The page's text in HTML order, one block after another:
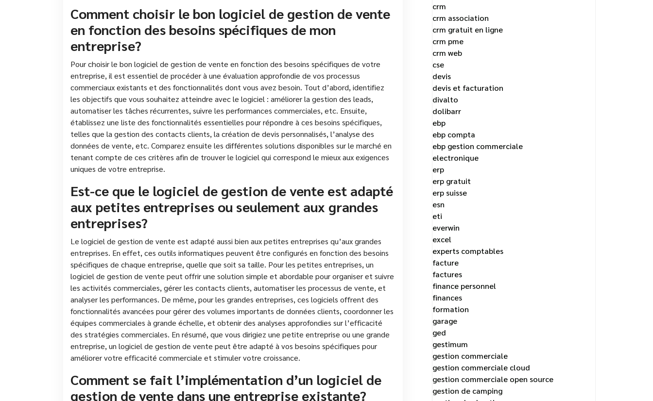
Comment choisir le bon logiciel de gestion de vente
en fonction des besoins spécifiques de mon
entreprise?
Pour choisir le bon logiciel de gestion de vente en fonction des besoins spécifiques de votre
entreprise, il est essentiel de procéder à une évaluation approfondie de vos processus
commerciaux existants et des fonctionnalités dont vous avez besoin. Tout d’abord, identifiez
les objectifs que vous souhaitez atteindre avec le logiciel : améliorer la gestion des leads,
automatiser les tâches récurrentes, suivre les performances commerciales, etc. Ensuite,
établissez une liste des fonctionnalités essentielles pour répondre à ces besoins spécifiques,
telles que la gestion des contacts clients, la création de devis personnalisés, l’analyse des
données de vente, etc. Comparez ensuite les différentes solutions disponibles sur le marché en
tenant compte de ces critères afin de trouver le logiciel qui correspond le mieux aux exigences
uniques de votre entreprise.
Est-ce que le logiciel de gestion de vente est adapté
aux petites entreprises ou seulement aux grandes
entreprises?
Le logiciel de gestion de vente est adapté aussi bien aux petites entreprises qu’aux grandes
entreprises. En effet, ces outils informatiques peuvent être configurés en fonction des besoins
spécifiques de chaque entreprise, quelle que soit sa taille. Pour les petites entreprises, un
logiciel de gestion de vente peut offrir une solution simple et abordable pour organiser et suivre
les activités commerciales, gérer les contacts clients, automatiser les processus de vente, et
analyser les performances. De même, pour les grandes entreprises, ces logiciels offrent des
fonctionnalités avancées pour gérer des volumes importants de données clients, coordonner les
équipes commerciales à grande échelle, et obtenir des analyses approfondies sur l’efficacité
des stratégies commerciales. En résumé, que vous dirigiez une petite entreprise ou une grande
entreprise, un logiciel de gestion de vente peut être adapté à vos besoins spécifiques pour
améliorer votre efficacité commerciale et stimuler votre croissance.
Comment se fait l’implémentation d’un logiciel de
gestion de vente dans une entreprise existante?
crm
crm association
crm gratuit en ligne
crm pme
crm web
cse
devis
devis et facturation
divalto
dolibarr
ebp
ebp compta
ebp gestion commerciale
electronique
erp
erp gratuit
erp suisse
esn
eti
everwin
excel
experts comptables
facture
factures
finance personnel
finances
formation
garage
ged
gestimum
gestion commerciale
gestion commerciale cloud
gestion commerciale open source
gestion de camping